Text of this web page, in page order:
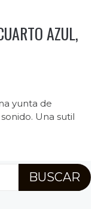
AZUL,
yunta de
Una sutil